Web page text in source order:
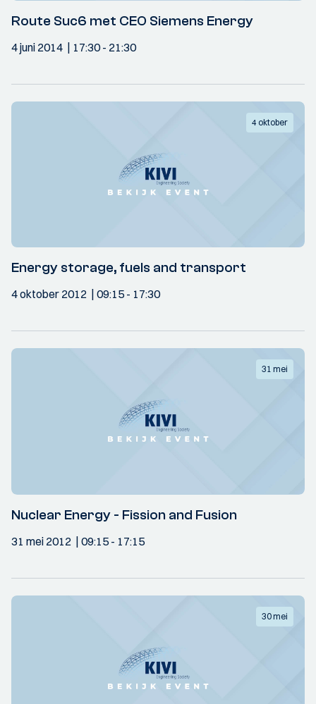
Route Suc6 met CEO Siemens Energy
4 juni 2014 17:30- 21:30
4 oktober
Energy storage, fuels and transport
4 oktober 2012 09:15 - 17:30
31 mei
Nuclear Energy - Fission and Fusion
31 mei 2012 09:15 - 17:15
30 mei